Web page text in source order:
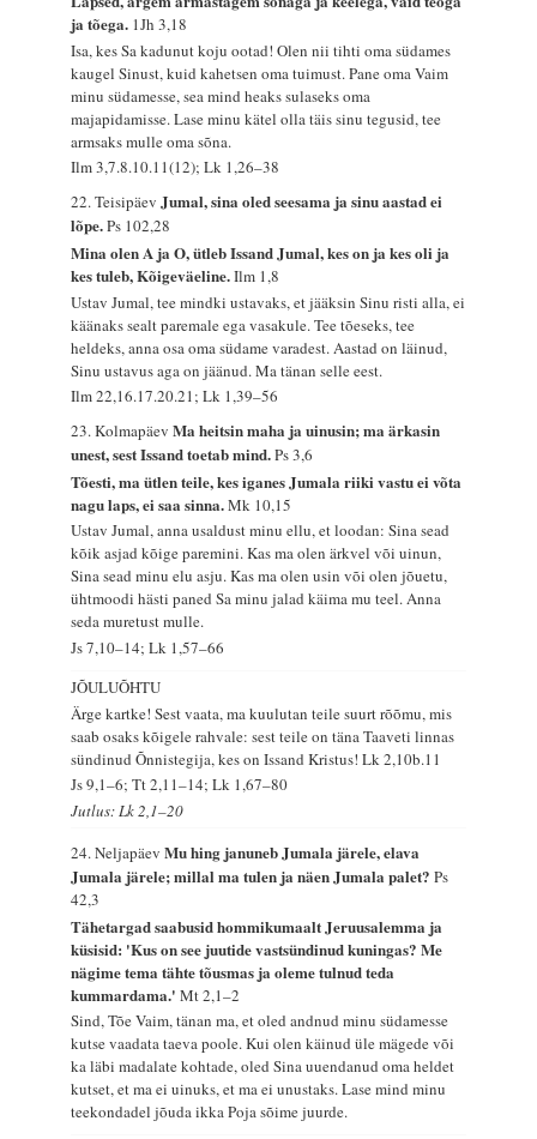
ja tõega. 1Jh 3,18
Isa, kes Sa kadunut koju ootad! Olen nii tihti oma südames
kaugel Sinust, kuid kahetsen oma tuimust. Pane oma Vaim
minu südamesse, sea mind heaks sulaseks oma
majapidamisse. Lase minu kätel olla täis sinu tegusid, tee
armsaks mulle oma sõna.
Ilm 3,7.8.10.11(12); Lk 1,26–38
22. TeisipäevJumal, sina oled seesama ja sinu aastad ei
lõpe.Ps 102,28
Mina olen A ja O, ütleb Issand Jumal, kes on ja kes oli ja
kes tuleb, Kõigeväeline.Ilm 1,8
Ustav Jumal, tee mindki ustavaks, et jääksin Sinu risti alla, ei
käänaks sealt paremale ega vasakule. Tee tõeseks, tee
heldeks, anna osa oma südame varadest. Aastad on läinud,
Sinu ustavus aga on jäänud. Ma tänan selle eest.
Ilm 22,16.17.20.21; Lk 1,39–56
23. KolmapäevMa heitsin maha ja uinusin; ma ärkasin
unest, sest Issand toetab mind.Ps 3,6
Tõesti, ma ütlen teile, kes iganes Jumala riiki vastu ei võta
nagu laps, ei saa sinna.Mk 10,15
Ustav Jumal, anna usaldust minu ellu, et loodan: Sina sead
kõik asjad kõige paremini. Kas ma olen ärkvel või uinun,
Sina sead minu elu asju. Kas ma olen usin või olen jõuetu,
ühtmoodi hästi paned Sa minu jalad käima mu teel. Anna
seda muretust mulle.
Js 7,10–14; Lk 1,57–66
JÕULUÕHTU
Ärge kartke! Sest vaata, ma kuulutan teile suurt rõõmu, mis
saab osaks kõigele rahvale: sest teile on täna Taaveti linnas
sündinud Õnnistegija, kes on Issand Kristus!Lk 2,10b.11
Js 9,1–6; Tt 2,11–14; Lk 1,67–80
Jutlus: Lk 2,1–20
24. NeljapäevMu hing januneb Jumala järele, elava
Jumala järele; millal ma tulen ja näen Jumala palet?Ps
42,3
Tähetargad saabusid hommikumaalt Jeruusalemma ja
küsisid: 'Kus on see juutide vastsündinud kuningas? Me
nägime tema tähte tõusmas ja oleme tulnud teda
kummardama.'Mt 2,1–2
Sind, Tõe Vaim, tänan ma, et oled andnud minu südamesse
kutse vaadata taeva poole. Kui olen käinud üle mägede või
ka läbi madalate kohtade, oled Sina uuendanud oma heldet
kutset, et ma ei uinuks, et ma ei unustaks. Lase mind minu
teekondadel jõuda ikka Poja sõime juurde.